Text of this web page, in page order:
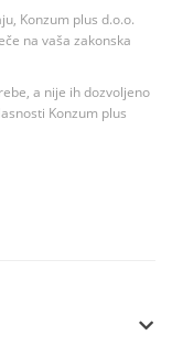
Konzum plus d.o.o.
na vaša zakonska
a nije ih dozvoljeno
Konzum plus